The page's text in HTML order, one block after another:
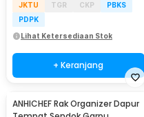
JKTU
TGR CKP
PBKS
PDPK
Lihat Ketersediaan Stok
+ Keranjang
ANHICHEF Rak Organizer Dapur